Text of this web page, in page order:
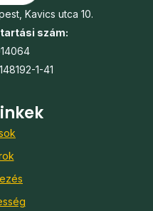
Kavics utca 10.
szám:
1-41